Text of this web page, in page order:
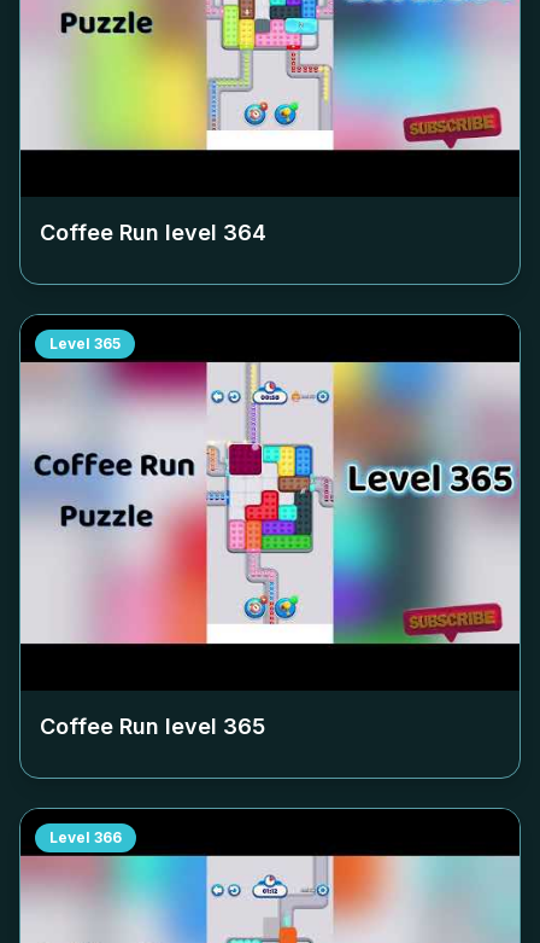
Coffee Run level 364
Level 365
Coffee Run level 365
Level 366